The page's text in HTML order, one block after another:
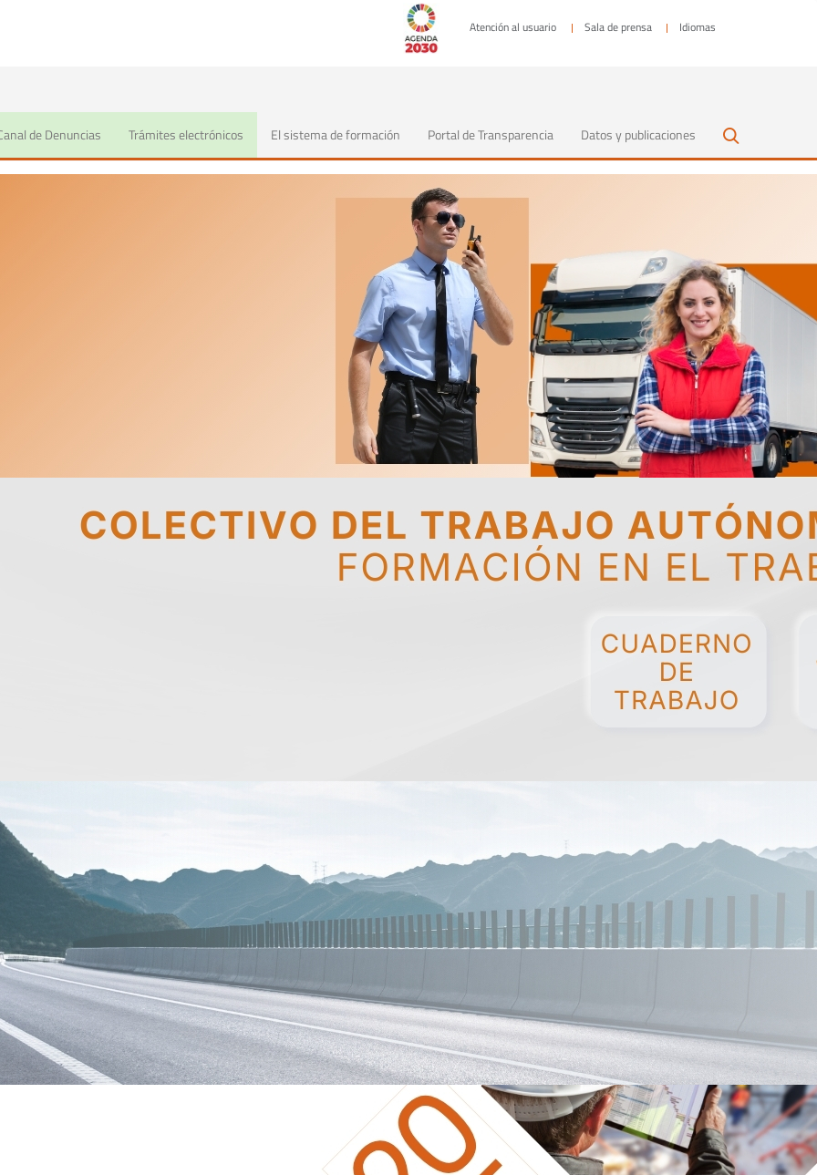
Atención al usuario Sala de prensa Idiomas
de Denuncias Trámites electrónicos El sistema de formación Portal de Transparencia Datos y publicaciones